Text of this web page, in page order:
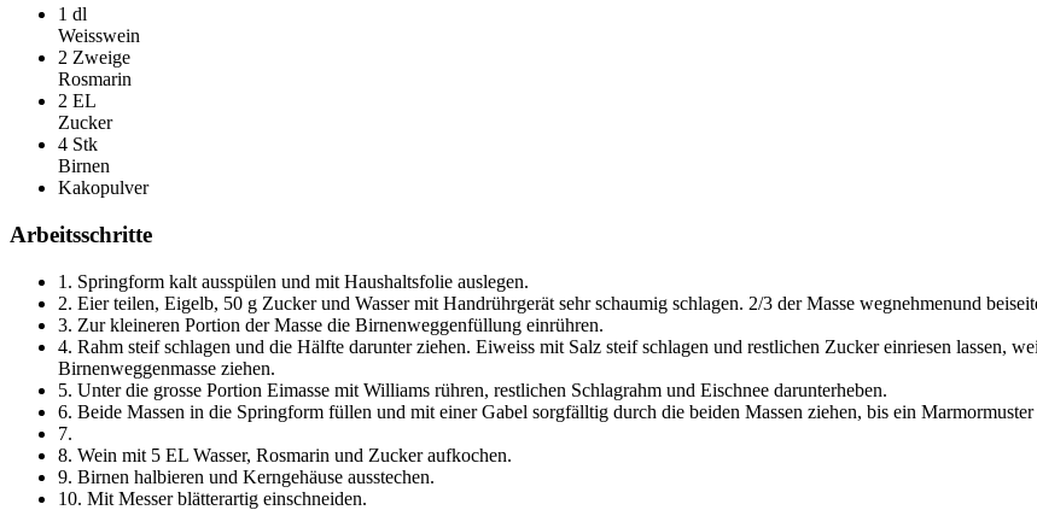
1 dl
Weisswein
2 Zweige
Rosmarin
2 EL
Zucker
4 Stk
Birnen
Kakopulver
Arbeitsschritte
1. Springform kalt ausspülen und mit Haushaltsfolie auslegen.
2. Eier teilen, Eigelb, 50 g Zucker und Wasser mit Handrührgerät sehr schaumig schlagen. 2/3 der Masse wegnehmenund
3. Zur kleineren Portion der Masse die Birnenweggenfüllung einrühren.
4. Rahm steif schlagen und die Hälfte darunter ziehen. Eiweiss mit Salz steif schlagen und restlichen Zucker einriesen lassen,
Birnenweggenmasse ziehen.
5. Unter die grosse Portion Eimasse mit Williams rühren, restlichen Schlagrahm und Eischnee darunterheben.
6. Beide Massen in die Springform füllen und mit einer Gabel sorgfälltig durch die beiden Massen ziehen, bis ein
7.
8. Wein mit 5 EL Wasser, Rosmarin und Zucker aufkochen.
9. Birnen halbieren und Kerngehäuse ausstechen.
10. Mit Messer blätterartig einschneiden.